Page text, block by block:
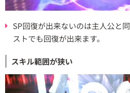
SP回復が出来ないのは主人公と
ストでも回復が出来ます。
スキル範囲が狭い